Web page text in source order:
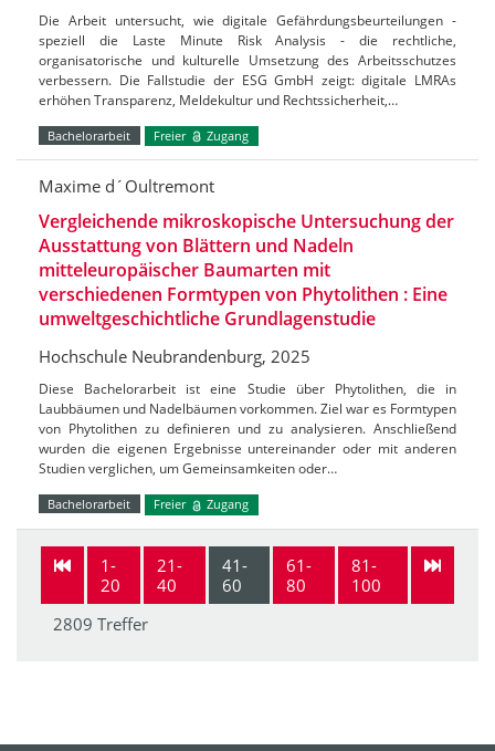
Die Arbeit untersucht, wie digitale Gefährdungsbeurteilungen -
speziell die Laste Minute Risk Analysis - die rechtliche,
organisatorische und kulturelle Umsetzung des Arbeitsschutzes
verbessern. Die Fallstudie der ESG GmbH zeigt: digitale LMRAs
erhöhen Transparenz, Meldekultur und Rechtssicherheit,…
Bachelorarbeit Freier Zugang
Maxime d´Oultremont
Vergleichende mikroskopische Untersuchung der
Ausstattung von Blättern und Nadeln
mitteleuropäischer Baumarten mit
verschiedenen Formtypen von Phytolithen : Eine
umweltgeschichtliche Grundlagenstudie
Hochschule Neubrandenburg, 2025
Diese Bachelorarbeit ist eine Studie über Phytolithen, die in
Laubbäumen und Nadelbäumen vorkommen. Ziel war es Formtypen
von Phytolithen zu definieren und zu analysieren. Anschließend
wurden die eigenen Ergebnisse untereinander oder mit anderen
Studien verglichen, um Gemeinsamkeiten oder…
Bachelorarbeit Freier Zugang
1-
20
21-
40
41-
60
61-
80
81-
100
2809 Treffer